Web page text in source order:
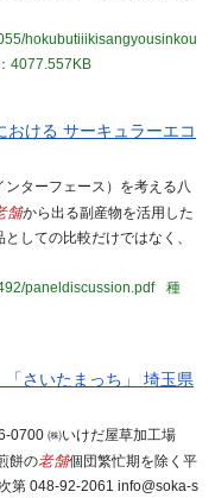
hokubutiiikisangyousinkou
4077.557KB
ける サーキュラーエコ
ターフェース）を考える八
舗から出る副産物を活用した
しての比較だけではなく、
paneldiscussion.pdf
種
さいたまっち」 埼玉県
0700 ㈱いけだ屋草加工場
餅の老舗個団繁忙期を除く平
第 048-92-2061 info@soka-s